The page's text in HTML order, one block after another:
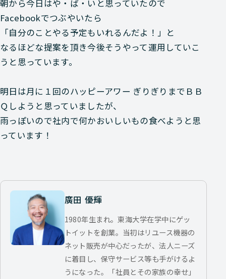
朝から今日はや・ば・いと思っていたので
Facebookでつぶやいたら
「自分のことやる予定もいれるんだよ！」と
なるほどな提案を頂き今後そうやって運用していこ
うと思っています。
明日は月に１回のハッピーアワー ぎりぎりまでＢＢ
Ｑしようと思っていましたが、
雨っぽいので社内で何かおいしいもの食べようと思
っています！
廣田 優輝
1980年生まれ。東海大学在学中にゲッ
トイットを創業。当初はリユース機器の
ネット販売が中心だったが、法人ニーズ
に着目し、保守サービス等も手がけるよ
うになった。「社員とその家族の幸せ」